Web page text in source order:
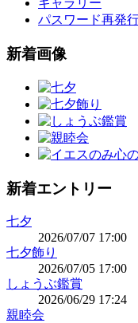
ギャラリー
パスワード再発
新着画像
新着エントリー
七夕
2026/07/07 17:00
七夕飾り
2026/07/05 17:00
しょうぶ鑑賞
2026/06/29 17:24
親睦会